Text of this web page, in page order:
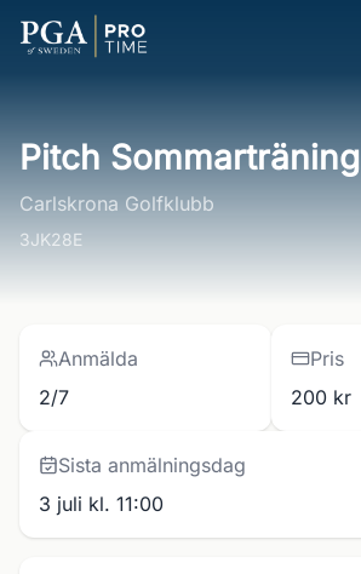
Pitch Sommarträning
Carlskrona Golfklubb
3JK28E
Anmälda
2/7
Pris
200 kr
Sista anmälningsdag
3 juli kl. 11:00